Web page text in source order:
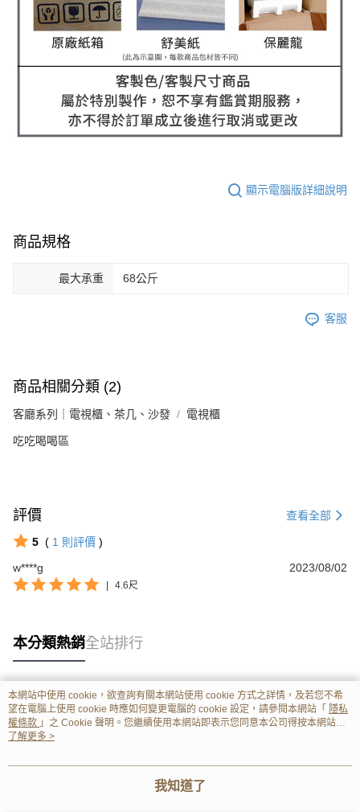
顯示電腦版詳細說明
商品規格
最大承重 68公斤
客服
商品相關分類 (2)
客廳系列｜電視櫃、茶几、沙發 電視櫃
吃吃喝喝區
評價 查看全部
5 ( 1 則評價 )
w****g
2023/08/02
| 4.6尺
本分類熱銷全站排行
熱門標籤
本網站中使用 cookie，欲查詢有關本網站使用 cookie 方式之詳情，及若您不希
望在電腦上使用 cookie 時應如何變更電腦的 cookie 設定，請參閱本網站「 隱私
權條款 」之 Cookie 聲明。您繼續使用本網站即表示您同意本公司得按本網站使
用條款之 Cookie 聲明使用 cookie。
了解更多 >
我知道了